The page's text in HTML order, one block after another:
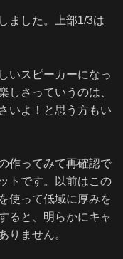
ました。上部1/3は
いスピーカーになっ
しさっていうのは、
いよ！と思う方もい
作ってみて再確認で
トです。以前はこの
使って低域に厚みを
ると、明らかにキャ
りません。